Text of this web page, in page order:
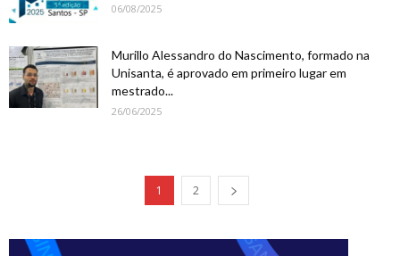
06/08/2025
Murillo Alessandro do Nascimento, formado na
Unisanta, é aprovado em primeiro lugar em
mestrado...
26/06/2025
1 2